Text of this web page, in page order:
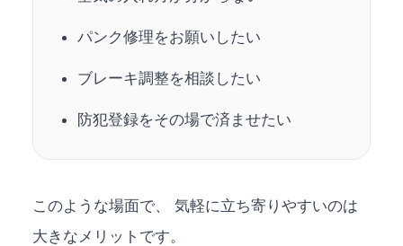
パンク修理をお願いしたい
ブレーキ調整を相談したい
防犯登録をその場で済ませたい
このような場面で、 気軽に立ち寄りやすいのは
大きなメリットです。